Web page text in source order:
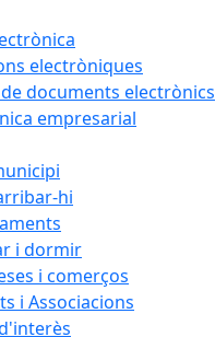
electròniques
documents electrònics
empresarial
hi
i dormir
i comerços
i Associacions